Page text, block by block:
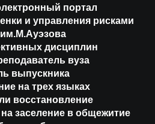
портал
и управления рисками
дисциплин
вуза
выпускника
на трех языках
восстановление
заселение в общежитие